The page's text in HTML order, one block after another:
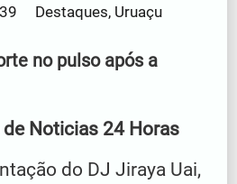
Destaques, Uruaçu
no pulso após a
Noticias 24 Horas
do DJ Jiraya Uai,